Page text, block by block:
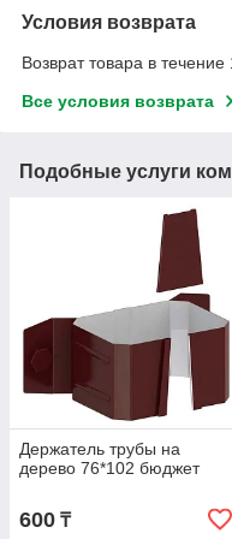
Условия возврата
Возврат товара в
Все условия возврата
Подобные услуги
Держатель трубы на
дерево 76*102 бюджет
600 ₸